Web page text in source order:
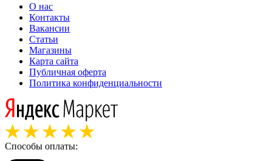
О нас
Контакты
Вакансии
Статьи
Магазины
Карта сайта
Публичная оферта
Политика конфиденциальности
Способы оплаты: